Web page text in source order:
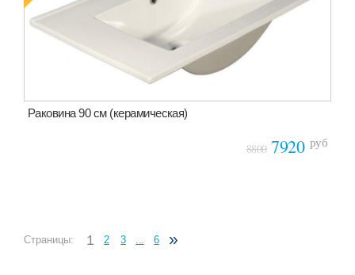
Раковина 90 см (керамическая)
88007920 руб
Страницы: 1 2 3 6 »